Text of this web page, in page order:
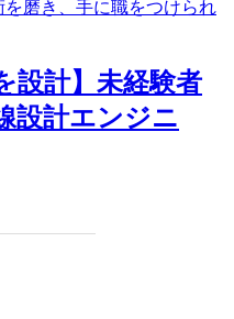
設計】未経験者
設計エンジニ